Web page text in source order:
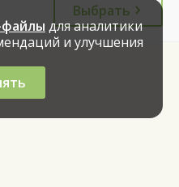
Выбрать
для аналитики
и улучшения